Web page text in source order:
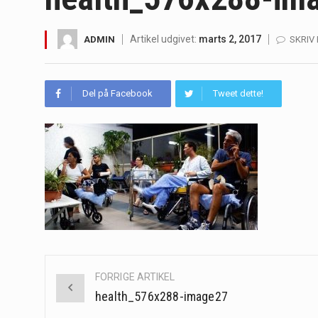
Irritabel tyktarm (Irritable Bowel
Padel er en sport, der er blevet
Massagestole er ikke længere
Saunaer har været en del af
Når det kommer til sundhed og
Sunde måltidskasser er en
ADMIN Artikel udgivet: marts 2, 2017 SKRIV
Del på Facebook Tweet dette!
Post
navigation
FORRIGE ARTIKEL
health_576x288-image27